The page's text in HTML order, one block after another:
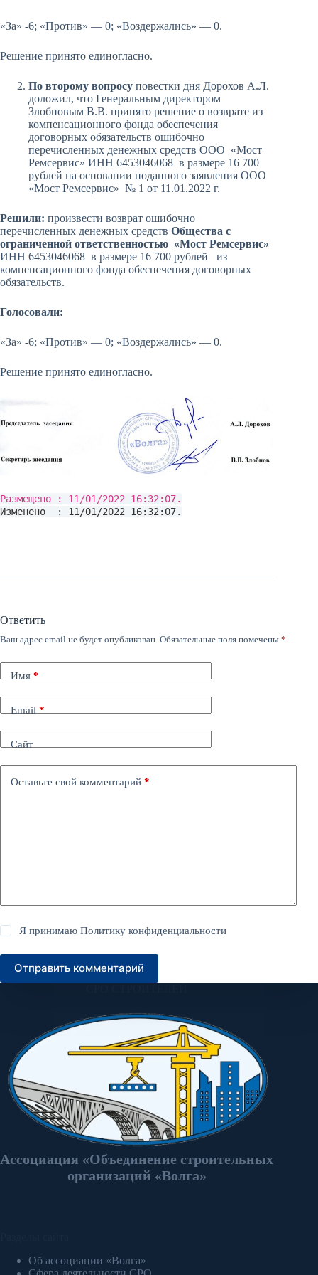
«За» -6; «Против» — 0; «Воздержались» — 0.
Решение принято единогласно.
По второму вопросу повестки дня Дорохов А.Л.
доложил, что Генеральным директором
Злобновым В.В. принято решение о возврате из
компенсационного фонда обеспечения
договорных обязательств ошибочно
перечисленных денежных средств ООО «Мост
Ремсервис» ИНН 6453046068 в размере 16 700
рублей на основании поданного заявления ООО
«Мост Ремсервис» № 1 от 11.01.2022 г.
Решили: произвести возврат ошибочно
перечисленных денежных средств Общества с
ограниченной ответственностью «Мост Ремсервис»
ИНН 6453046068 в размере 16 700 рублей из
компенсационного фонда обеспечения договорных
обязательств.
Голосовали:
«За» -6; «Против» — 0; «Воздержались» — 0.
Решение принято единогласно.
Размещено : 11/01/2022 16:32:07.
Изменено : 11/01/2022 16:32:07.
Ответить
Ваш адрес email не будет опубликован. Обязательные поля помечены *
Имя*
Email*
Сайт
Оставьте свой комментарий *
Я принимаюПолитику конфиденциальности
Отправить комментарий
Ассоциация «Объединение строительных
организаций «Волга»
Об ассоциации «Волга»